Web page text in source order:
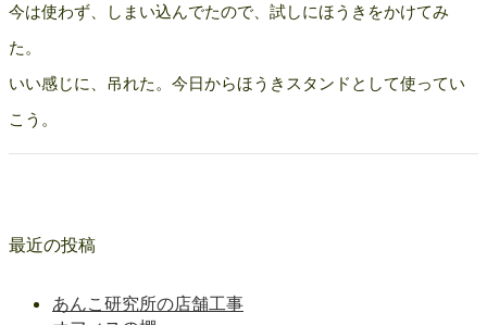
今は使わず、しまい込んでたので、試しにほうきをかけてみ
た。
いい感じに、吊れた。今日からほうきスタンドとして使ってい
こう。
最近の投稿
あんこ研究所の店舗工事